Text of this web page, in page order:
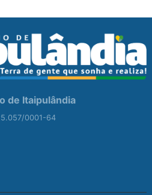
de Itaipulândia
0001-64